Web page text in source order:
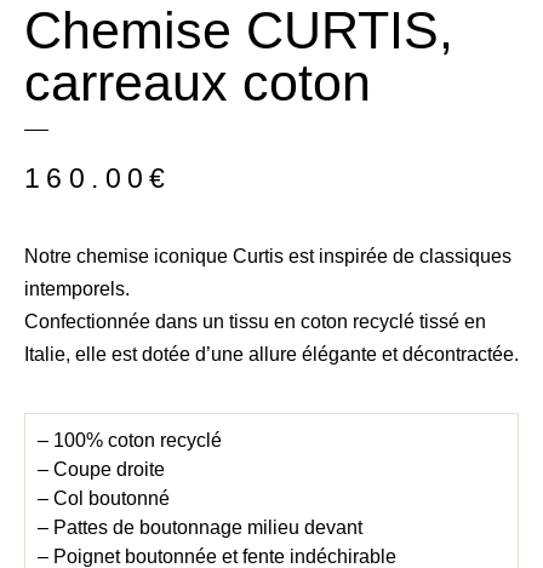
Chemise CURTIS,
carreaux coton
160.00€
Notre chemise iconique Curtis est inspirée de classiques
intemporels.
Confectionnée dans un tissu en coton recyclé tissé en
Italie, elle est dotée d’une allure élégante et décontractée.
– 100% coton recyclé
– Coupe droite
– Col boutonné
– Pattes de boutonnage milieu devant
– Poignet boutonnée et fente indéchirable